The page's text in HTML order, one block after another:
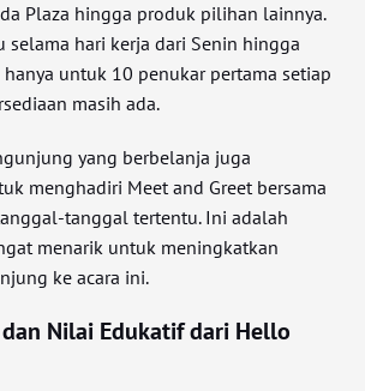
Plaza hingga produk pilihan lainnya.
selama hari kerja dari Senin hingga
untuk 10 penukar pertama setiap
masih ada.
yang berbelanja juga
menghadiri Meet and Greet bersama
tanggal tertentu. Ini adalah
menarik untuk meningkatkan
ke acara ini.
Nilai Edukatif dari Hello